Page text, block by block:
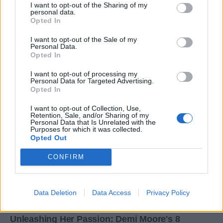
I want to opt-out of the Sharing of my
personal data.
Opted In
I want to opt-out of the Sale of my
Personal Data.
Opted In
I want to opt-out of processing my
Personal Data for Targeted Advertising.
Opted In
I want to opt-out of Collection, Use,
Retention, Sale, and/or Sharing of my
Personal Data that Is Unrelated with the
Purposes for which it was collected.
Opted Out
CONFIRM
Data Deletion Data Access Privacy Policy